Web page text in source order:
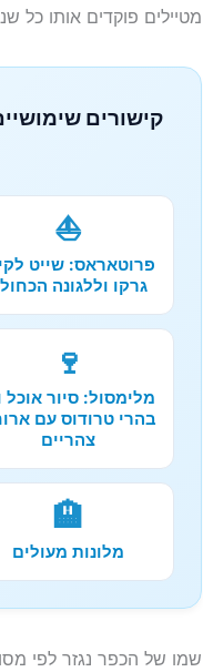
מטיילים פוקדים אותו כל
קישורים
⛵
פרוטאראס: שייט
גרקו וללגונה
🍷
מלימסול: סיור אוכל
בהרי טרודוס עם
צהריים
🏨
מלונות מעולים
שמו של הכפר נגזר לפי